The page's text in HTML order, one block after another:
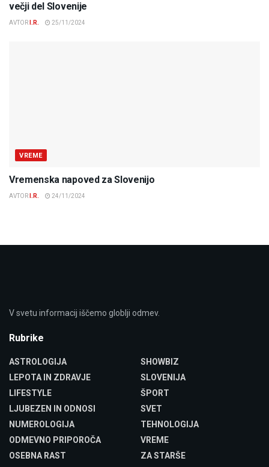
večji del Slovenije
AVTOR I.R. 25/11/2024
VREME
Vremenska napoved za Slovenijo
AVTOR I.R. 24/11/2024
V svetu informacij iščemo globlji odmev.
Rubrike
ASTROLOGIJA
LEPOTA IN ZDRAVJE
LIFESTYLE
LJUBEZEN IN ODNOSI
NUMEROLOGIJA
ODMEVNO PRIPOROČA
OSEBNA RAST
SHOWBIZ
SLOVENIJA
ŠPORT
SVET
TEHNOLOGIJA
VREME
ZA STARŠE